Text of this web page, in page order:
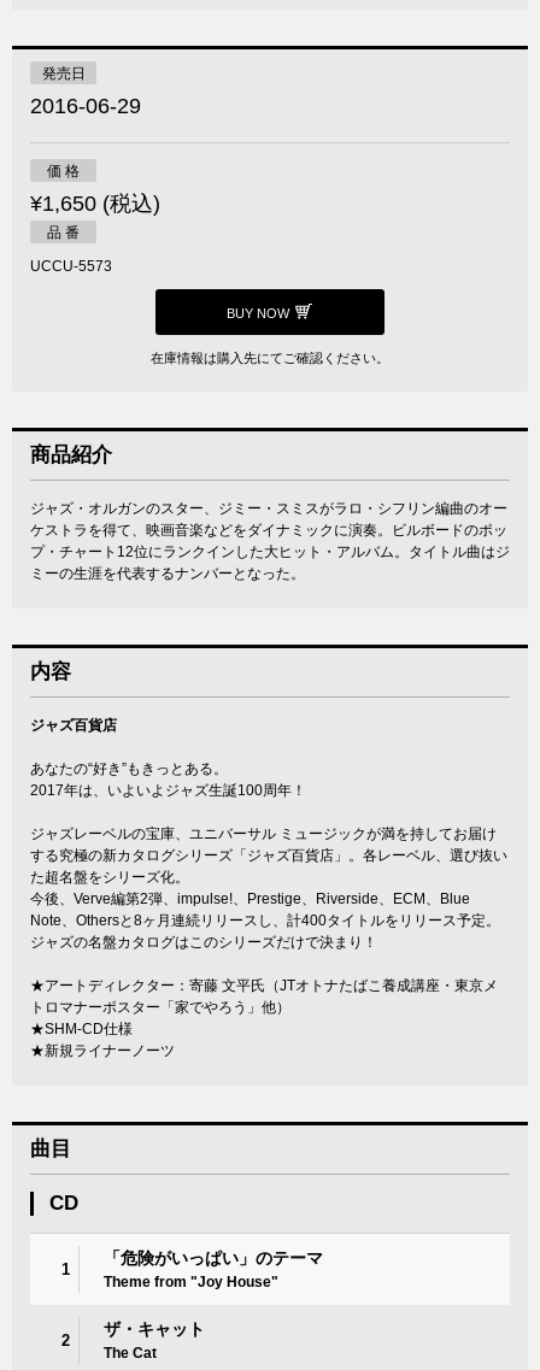
発売日
2016-06-29
価 格
¥1,650 (税込)
品 番
UCCU-5573
BUY NOW
在庫情報は購入先にてご確認ください。
商品紹介
ジャズ・オルガンのスター、ジミー・スミスがラロ・シフリン編曲のオー
ケストラを得て、映画音楽などをダイナミックに演奏。ビルボードのポッ
プ・チャート12位にランクインした大ヒット・アルバム。タイトル曲はジ
ミーの生涯を代表するナンバーとなった。
内容
ジャズ百貨店
あなたの“好き”もきっとある。
2017年は、いよいよジャズ生誕100周年！
ジャズレーベルの宝庫、ユニバーサル ミュージックが満を持してお届け
する究極の新カタログシリーズ「ジャズ百貨店」。各レーベル、選び抜い
た超名盤をシリーズ化。
今後、Verve編第2弾、impulse!、Prestige、Riverside、ECM、Blue
Note、Othersと8ヶ月連続リリースし、計400タイトルをリリース予定。
ジャズの名盤カタログはこのシリーズだけで決まり！
★アートディレクター：寄藤 文平氏（JTオトナたばこ養成講座・東京メ
トロマナーポスター「家でやろう」他）
★SHM-CD仕様
★新規ライナーノーツ
曲目
CD
1
「危険がいっぱい」のテーマ
Theme from "Joy House"
2
ザ・キャット
The Cat